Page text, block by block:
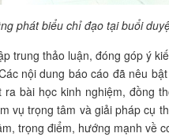
phát biểu chỉ đạo tại buổi
trung thảo luận, đóng góp ý
nội dung báo cáo đã nêu
bài học kinh nghiệm, đồng
vụ trọng tâm và giải pháp cụ
trọng điểm, hướng mạnh về